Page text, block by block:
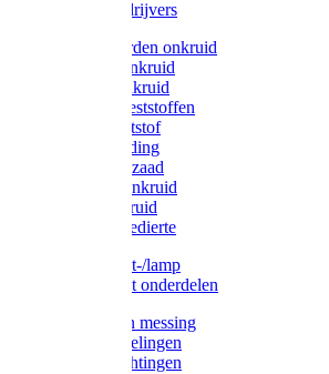
Mollenverdrijvers
Protect Garden onkruid
Diversen onkruid
Solabiol onkruid
Solabiol meststoffen
Pokon meststof
Pokon voeding
Pokon graszaad
Roundup onkruid
Pokon onkruid
Pokon ongedierte
Vliegenkast-/lamp
Vliegenkast onderdelen
Zuigkorven messing
Geka koppelingen
Geka afdichtingen